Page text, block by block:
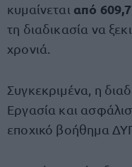
κυμαίνεται από
τη διαδικασία να
χρονιά.
Συγκεκριμένα, η
Εργασία και
εποχικό βοήθημα